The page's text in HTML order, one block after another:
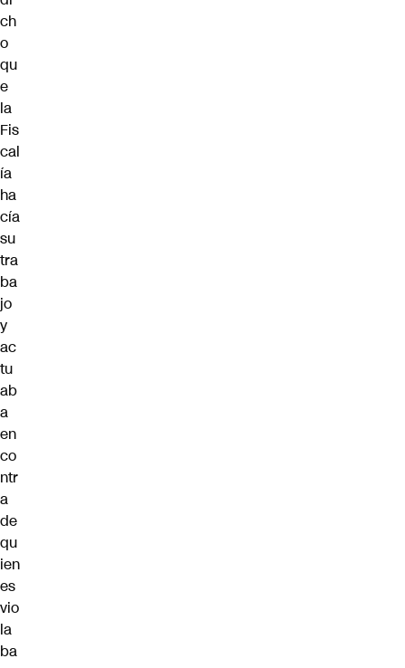
ch
o
qu
e
la
Fis
cal
ía
ha
cía
su
tra
ba
jo
y
ac
tu
ab
a
en
co
ntr
a
de
qu
ien
es
vio
la
ba